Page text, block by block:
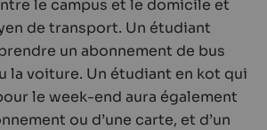
le campus et le domicile et
de transport. Un étudiant
un abonnement de bus
la voiture. Un étudiant en kot qui
le week-end aura également
ou d’une carte, et d’un